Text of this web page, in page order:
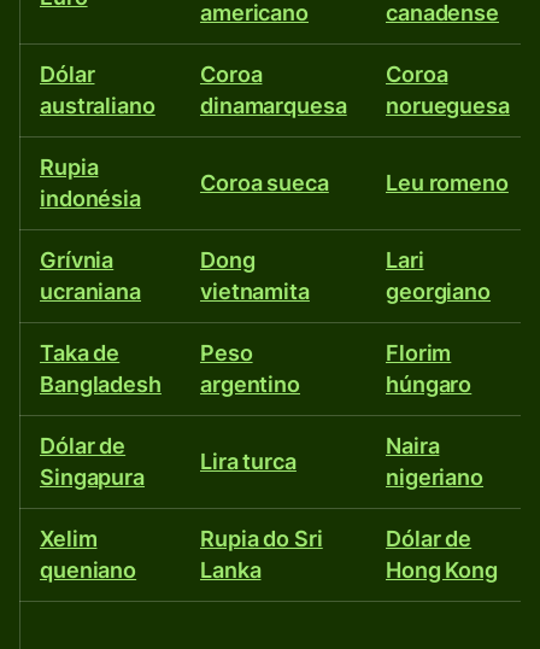
mais
de
40
moedas
diferentes.
americano
canadense
Dólar
australiano
Coroa
dinamarquesa
Coroa
norueguesa
Rupia
indonésia
Coroa sueca Leu romeno
Grívnia
ucraniana
Dong
vietnamita
Lari
georgiano
Taka de
Bangladesh
Peso
argentino
Florim
húngaro
Dólar de
Singapura
Lira turca
Naira
nigeriano
Xelim
queniano
Rupia do Sri
Lanka
Dólar de
Hong Kong